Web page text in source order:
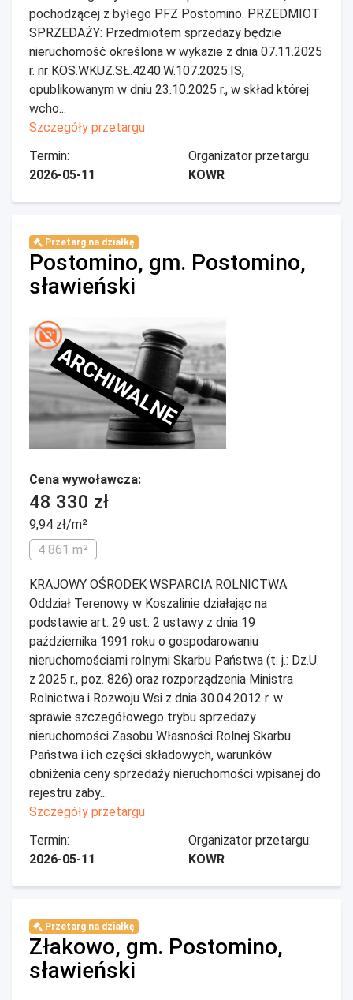
pochodzącej z byłego PFZ Postomino. PRZEDMIOT
SPRZEDAŻY: Przedmiotem sprzedaży będzie
nieruchomość określona w wykazie z dnia 07.11.2025
r. nr KOS.WKUZ.SŁ.4240.W.107.2025.IS,
opublikowanym w dniu 23.10.2025 r., w skład której
wcho...
Szczegóły przetargu
Termin:
2026-05-11
Organizator przetargu:
KOWR
Przetarg na działkę
Postomino, gm. Postomino,
sławieński
ARCHIWALNE
Cena wywoławcza:
48 330 zł
9,94 zł/m²
4 861 m²
KRAJOWY OŚRODEK WSPARCIA ROLNICTWA
Oddział Terenowy w Koszalinie działając na
podstawie art. 29 ust. 2 ustawy z dnia 19
października 1991 roku o gospodarowaniu
nieruchomościami rolnymi Skarbu Państwa (t. j.: Dz.U.
z 2025 r., poz. 826) oraz rozporządzenia Ministra
Rolnictwa i Rozwoju Wsi z dnia 30.04.2012 r. w
sprawie szczegółowego trybu sprzedaży
nieruchomości Zasobu Własności Rolnej Skarbu
Państwa i ich części składowych, warunków
obniżenia ceny sprzedaży nieruchomości wpisanej do
rejestru zaby...
Szczegóły przetargu
Termin:
2026-05-11
Organizator przetargu:
KOWR
Przetarg na działkę
Złakowo, gm. Postomino,
sławieński